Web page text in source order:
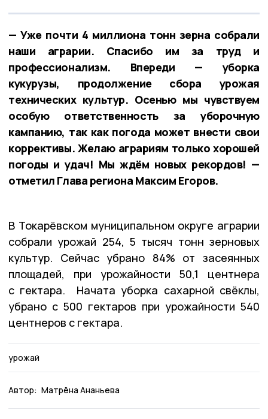
— Уже почти 4 миллиона тонн зерна собрали
наши аграрии. Спасибо им за труд и
профессионализм. Впереди — уборка
кукурузы, продолжение сбора урожая
технических культур. Осенью мы чувствуем
особую ответственность за уборочную
кампанию, так как погода может внести свои
коррективы. Желаю аграриям только хорошей
погоды и удач! Мы ждём новых рекордов! —
отметил Глава региона Максим Егоров.
В Токарёвском муниципальном округе аграрии
собрали урожай 254, 5 тысяч тонн зерновых
культур. Сейчас убрано 84% от засеянных
площадей, при урожайности 50,1 центнера
с гектара. Начата уборка сахарной свёклы,
убрано с 500 гектаров при урожайности 540
центнеров с гектара.
урожай
Автор: Матрёна Ананьева